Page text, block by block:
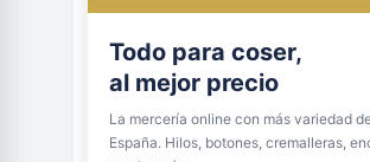
Todo para coser,
al mejor precio
La mercería online con más variedad
España. Hilos, botones, cremalleras,